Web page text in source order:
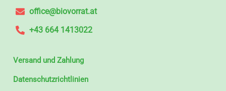
office@biovorrat.at
+43 664 1413022
Versand und Zahlung
Datenschutzrichtlinien